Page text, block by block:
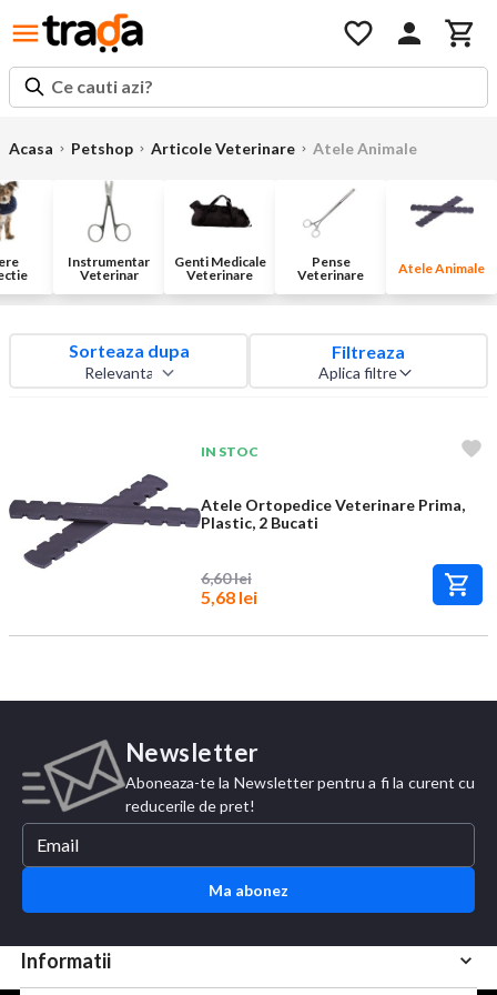
Ce cauti azi?
Acasa Petshop Articole Veterinare Atele Animale
Instrumentar
Veterinar
Genti Medicale
Veterinare
Pense
Veterinare
Atele Animale
Sorteaza dupa Filtreaza
Aplica filtre
IN STOC
Atele Ortopedice Veterinare Prima,
Plastic, 2 Bucati
6,60 lei
5,68 lei
Newsletter
Aboneaza-te la Newsletter pentru a fi la curent cu
reducerile de pret!
Ma abonez
Informatii